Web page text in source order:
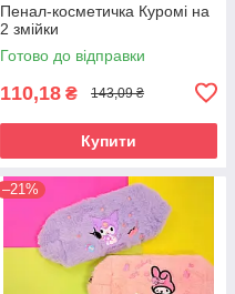
Пенал-косметичка Куромі на
2 змійки
Готово до відправки
110,18 ₴ 143,09 ₴
Купити
–21%